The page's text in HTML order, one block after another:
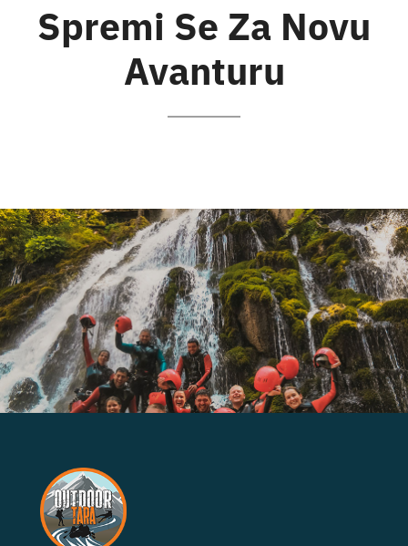
Spremi Se Za Novu
Avanturu